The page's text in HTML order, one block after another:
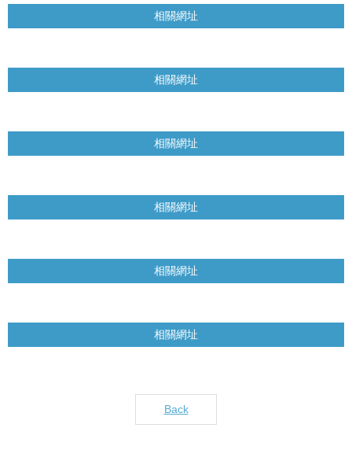
相關網址
相關網址
相關網址
相關網址
相關網址
相關網址
Back